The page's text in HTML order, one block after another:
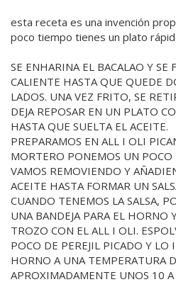
esta receta es una invención
poco tiempo tienes un plato
SE ENHARINA EL BACALAO Y SE
CALIENTE HASTA QUE QUEDE
LADOS. UNA VEZ FRITO, SE
DEJA REPOSAR EN UN PLATO
HASTA QUE SUELTA EL ACEITE.
PREPARAMOS EN ALL I OLI
MORTERO PONEMOS UN POCO
VAMOS REMOVIENDO Y
ACEITE HASTA FORMAR UN
CUANDO TENEMOS LA SALSA,
UNA BANDEJA PARA EL HORNO
TROZO CON EL ALL I OLI.
POCO DE PEREJIL PICADO Y LO
HORNO A UNA TEMPERATURA
APROXIMADAMENTE UNOS 10